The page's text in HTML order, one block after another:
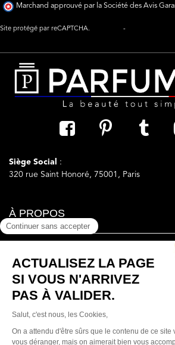
Marchand approuvé par la Société des Avis
Site protégé par reCAPTCHA. -
Siège Social
:
320 rue Saint Honoré, 75001, Paris
À PROPOS
BESOIN D'AIDE ?